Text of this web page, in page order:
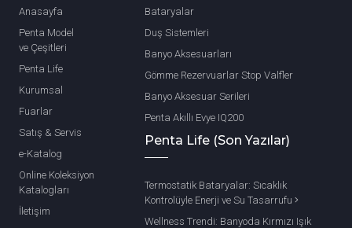
Anasayfa
Penta Model
ve Çeşitleri
Penta Life
Kurumsal
Fuarlar
Satış & Servis
e-Katalog
Online Koleksiyon
Katalogları
İletişim
Bataryalar
Duş Sistemleri
Banyo Aksesuarları
Gömme Rezervuarlar Stop Valfler
Banyo Aksesuar Serileri
Penta Akıllı Evye IQ200
Penta Life (Son Yazılar)
Termostatik Bataryalar: Sıcaklık
Kontrolüyle Enerji ve Su Tasarrufu
Wellness Trendi: Banyoda Kırmızı Işık